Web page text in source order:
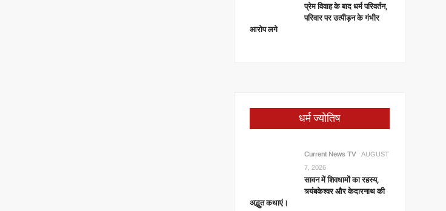
प्रेम विवाह के बाद धर्म परिवर्तन,
परिवार पर उत्पीड़न के गंभीर
आरोप लगे
धर्म ज्योतिष
Current News TV
AUGUST
7, 2026
सावन में शिवधामों का रहस्य,
त्र्यंबकेश्वर और केदारनाथ की
अद्भुत कथाएं।